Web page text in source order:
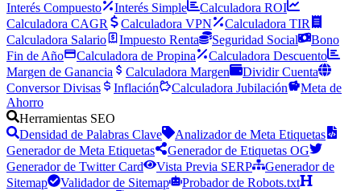
Interés Compuesto
Interés Simple
Calculadora ROI
Calculadora CAGR
Calculadora VPN
Calculadora TIR
Calculadora Salario
Impuesto Renta Seguridad Social
Bono
Fin de Año
Calculadora de Propina
Calculadora Descuento
Margen de Ganancia
Calculadora Margen
Dividir Cuenta
Conversor Divisas
Inflación Calculadora Jubilación
Meta de
Ahorro
Herramientas SEO
Densidad de Palabras Clave
Analizador de Meta Etiquetas
Generador de Meta Etiquetas
Generador de Etiquetas OG
Generador de Twitter Card
Vista Previa SERP
Generador de
Sitemap
Validador de Sitemap
Probador de Robots.txt